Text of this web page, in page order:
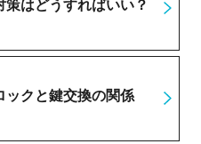
はどうすればいい？
ックと鍵交換の関係